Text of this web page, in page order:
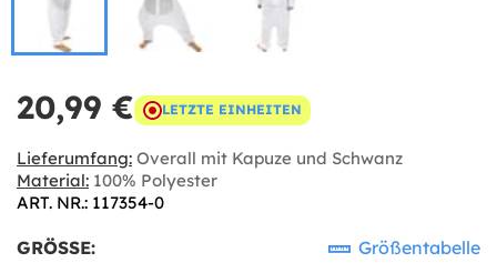
20,99 € LETZTE EINHEITEN
Lieferumfang: Overall mit Kapuze und Schwanz
Material: 100% Polyester
ART. NR.: 117354-0
GRÖSSE: Größentabelle